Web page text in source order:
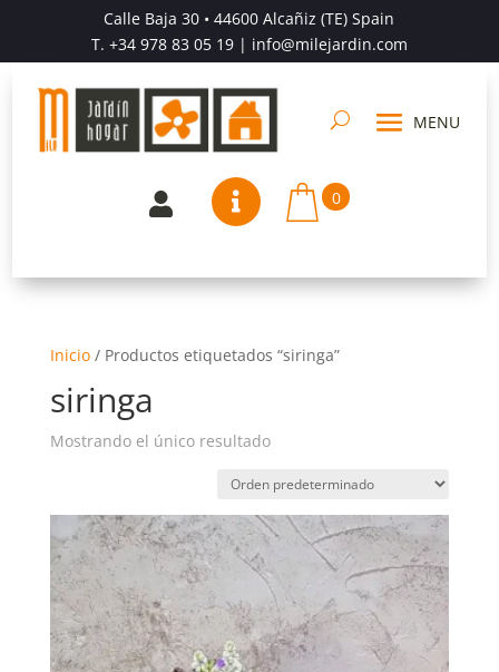
Calle Baja 30 • 44600 Alcañiz (TE) Spain
T. +34 978 83 05 19| info@milejardin.com
  0
Inicio/ Productos etiquetados “siringa”
siringa
Mostrando el único resultado